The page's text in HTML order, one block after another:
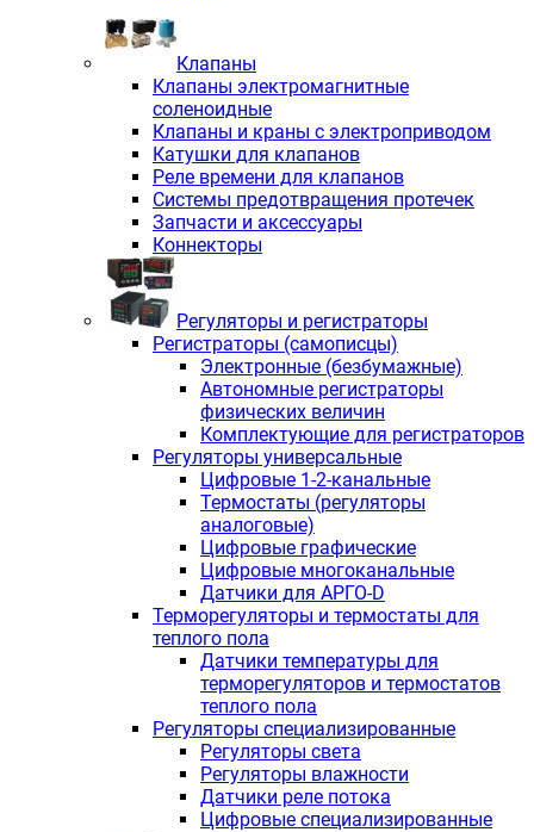
Клапаны
Клапаны электромагнитные
соленоидные
Клапаны и краны с электроприводом
Катушки для клапанов
Реле времени для клапанов
Системы предотвращения протечек
Запчасти и аксессуары
Коннекторы
Регуляторы и регистраторы
Регистраторы (самописцы)
Электронные (безбумажные)
Автономные регистраторы
физических величин
Комплектующие для регистраторов
Регуляторы универсальные
Цифровые 1-2-канальные
Термостаты (регуляторы
аналоговые)
Цифровые графические
Цифровые многоканальные
Датчики для АРГО-D
Терморегуляторы и термостаты для
теплого пола
Датчики температуры для
терморегуляторов и термостатов
теплого пола
Регуляторы специализированные
Регуляторы света
Регуляторы влажности
Датчики реле потока
Цифровые специализированные